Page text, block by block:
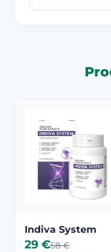
Indiva System
29 €58 €